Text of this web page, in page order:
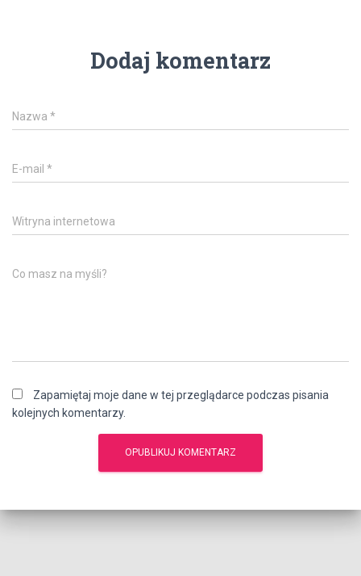
Dodaj komentarz
Nazwa *
E-mail *
Witryna internetowa
Co masz na myśli?
Zapamiętaj moje dane w tej przeglądarce podczas pisania
kolejnych komentarzy.